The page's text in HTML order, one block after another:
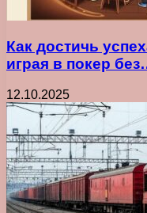
Как достичь
играя в покер
12.10.2025